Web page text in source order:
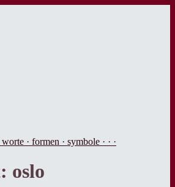
· formen · symbole · · ·
und werbung.
oslo